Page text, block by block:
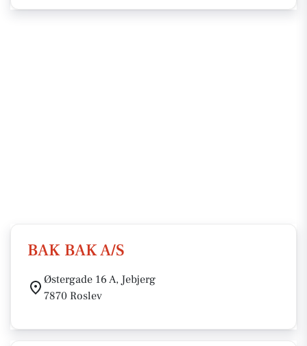
BAK BAK A/S
Østergade 16 A, Jebjerg
7870 Roslev